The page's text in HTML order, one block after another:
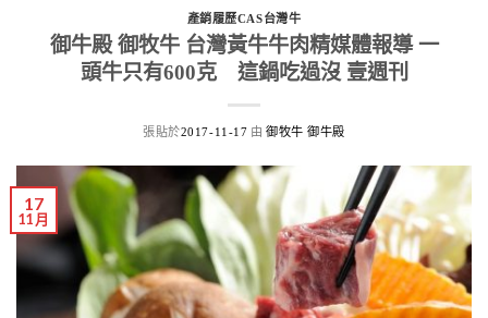
產銷履歷CAS台灣牛
御牛殿 御牧牛 台灣黃牛牛肉精媒體報導 一
頭牛只有600克 這鍋吃過沒 壹週刊
張貼於2017-11-17 由御牧牛 御牛殿
17
11 月